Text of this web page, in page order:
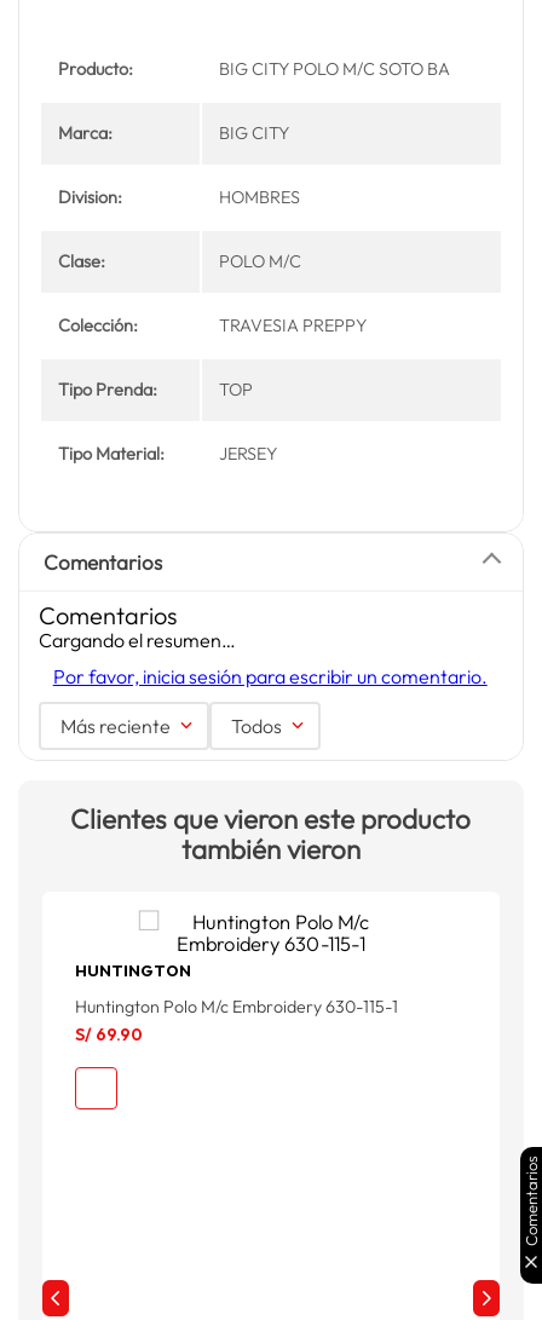
Producto: BIG CITY POLO M/C SOTO BA
Marca: BIG CITY
Division: HOMBRES
Clase: POLO M/C
Colección: TRAVESIA PREPPY
Tipo Prenda: TOP
Tipo Material: JERSEY
Comentarios
Comentarios
Cargando el resumen…
Por favor, inicia sesión para escribir un comentario.
Más reciente Todos
Clientes que vieron este producto
también vieron
HUNTINGTON
Huntington Polo M/c Embroidery 630-115-1
S/ 69.90
Comentarios